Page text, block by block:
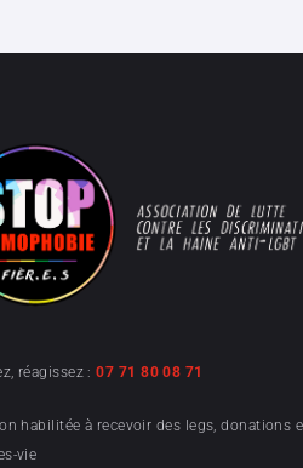
réagissez :07 71 80 08 71
habilitée à recevoir des legs, donations
vie